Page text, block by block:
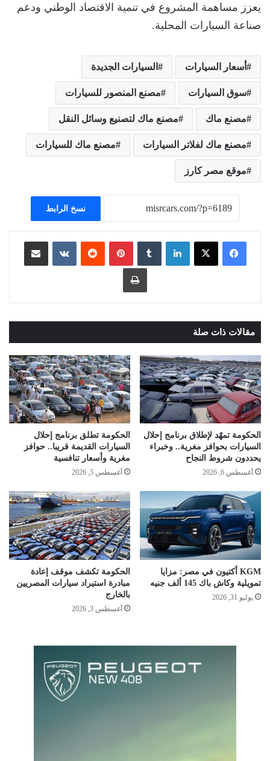
يعزز مساهمة المشروع في تنمية الاقتصاد الوطني ودعم
صناعة السيارات المحلية.
أسعار السيارات السيارات الجديدة
سوق السيارات مصنع المنصور للسيارات
مصنع ماك مصنع ماك لتصنيع وسائل النقل
مصنع ماك لفلاتر السيارات مصنع ماك للسيارات
موقع مصر كارز
نسخ الرابط
لينكدإن ‏Tumblr بينتيريست
‏Reddit
‏VKontakte مشاركة عبر البريد
طباعة
مقالات ذات صلة
الحكومة تمهّد لإطلاق برنامج إحلال
السيارات بحوافز مغرية.. وخبراء
يحددون شروط النجاح
أغسطس 6, 2026
الحكومة تطلق برنامج إحلال
السيارات القديمة قريبا.. حوافز
مغرية وأسعار تنافسية
أغسطس 5, 2026
KGM أكتيون في مصر: مزايا
تمويلية وكاش باك 145 ألف جنيه
يوليو 31, 2026
الحكومة تكشف موقف إعادة
مبادرة استيراد سيارات المصريين
بالخارج
أغسطس 3, 2026